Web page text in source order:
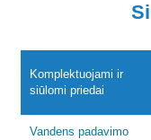
Komplektuojami ir
siūlomi priedai
Vandens padavimo